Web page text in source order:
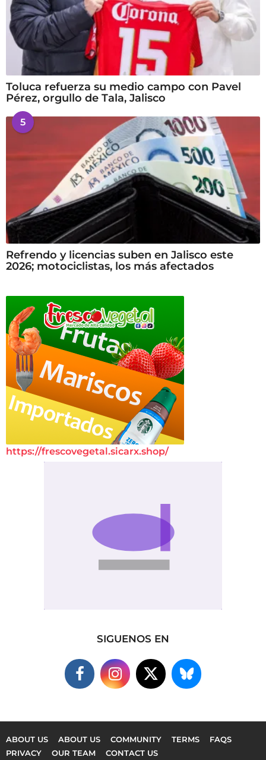
Toluca refuerza su medio campo con Pavel
Pérez, orgullo de Tala, Jalisco
5
Refrendo y licencias suben en Jalisco este
2026; motociclistas, los más afectados
https://frescovegetal.sicarx.shop/
SIGUENOS EN
ABOUT US ABOUT US COMMUNITY TERMS
FAQS
PRIVACY
OUR TEAM CONTACT US